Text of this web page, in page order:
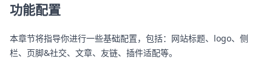
功能配置
本章节将指导你进行一些基础配置，包括：网站标题、logo、侧
栏、页脚&社交、文章、友链、插件适配等。